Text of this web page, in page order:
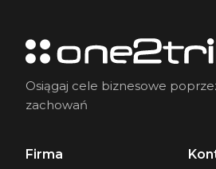
Osiągaj cele biznesowe
zachowań
Firma